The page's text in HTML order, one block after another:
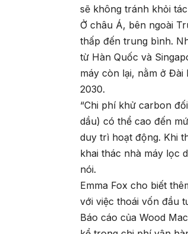
sẽ không tránh khỏi
Ở châu Á, bên ngoài
thấp đến trung bình.
từ Hàn Quốc và
máy còn lại, nằm ở Đài
2030.
“Chi phí khử carbon
dầu) có thể cao đến
duy trì hoạt động. Khi
khai thác nhà máy lọc
nói.
Emma Fox cho biết
với việc thoái vốn đầu
Báo cáo của Wood